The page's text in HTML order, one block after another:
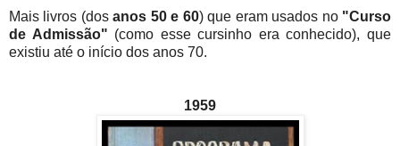
Mais livros (dosanos 50 e 60) que eram usados no"Curso
de Admissão" (como esse cursinho era conhecido), que
existiu até o início dos anos 70.
1959